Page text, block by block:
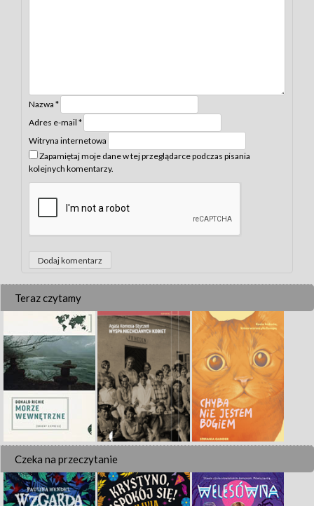
Nazwa *
Adres e-mail *
Witryna internetowa
Zapamiętaj moje dane w tej przeglądarce podczas pisania
kolejnych komentarzy.
Teraz czytamy
Czeka na przeczytanie